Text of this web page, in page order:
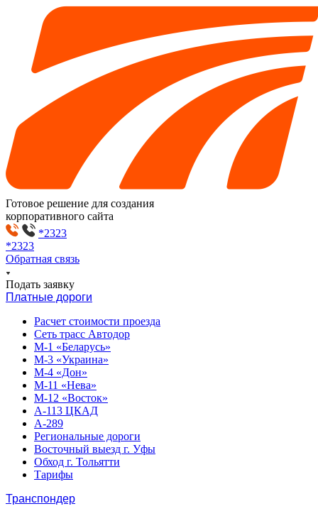
Готовое решение для создания
корпоративного сайта
*2323
*2323
Обратная связь
Подать заявку
Платные дороги
Расчет стоимости проезда
Сеть трасс Автодор
М-1 «Беларусь»
М-3 «Украина»
М-4 «Дон»
М-11 «Нева»
М-12 «Восток»
А-113 ЦКАД
А-289
Региональные дороги
Восточный выезд г. Уфы
Обход г. Тольятти
Тарифы
Транспондер